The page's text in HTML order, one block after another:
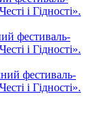
і Гідності».
фестиваль-
і Гідності».
фестиваль-
і Гідності».